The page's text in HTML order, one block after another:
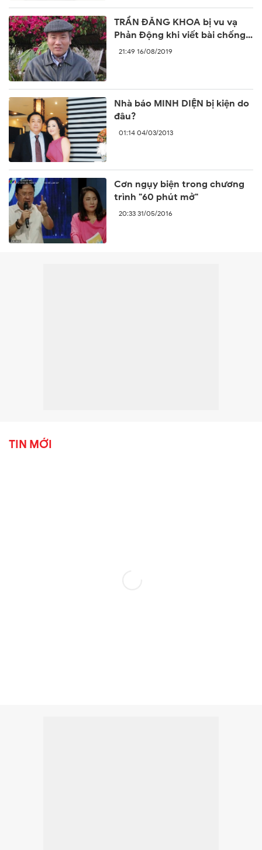
TRẦN ĐĂNG KHOA bị vu vạ
Phản Động khi viết bài chống
lại sự ngang ngược của Trung
21:49 16/08/2019
Nhà báo MINH DIỆN bị kiện do
đâu?
01:14 04/03/2013
Cơn ngụy biện trong chương
trình "60 phút mở"
20:33 31/05/2016
TIN MỚI